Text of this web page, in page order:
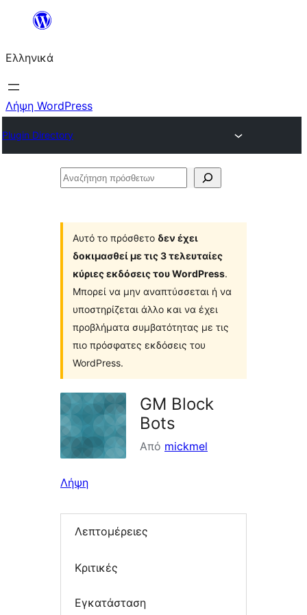
Μετάβαση
περιεχόμενο
Ελληνικά
Λήψη WordPress
Plugin Directory
Αναζήτηση
Αυτό το πρόσθετο δεν έχει
δοκιμασθεί με τις 3 τελευταίες
κύριες εκδόσεις του WordPress.
Μπορεί να μην αναπτύσσεται ή να
υποστηρίζεται άλλο και να έχει
προβλήματα συμβατότητας με τις
πιο πρόσφατες εκδόσεις του
WordPress.
GM Block
Bots
Από mickmel
Λήψη
Λεπτομέρειες
Κριτικές
Εγκατάσταση